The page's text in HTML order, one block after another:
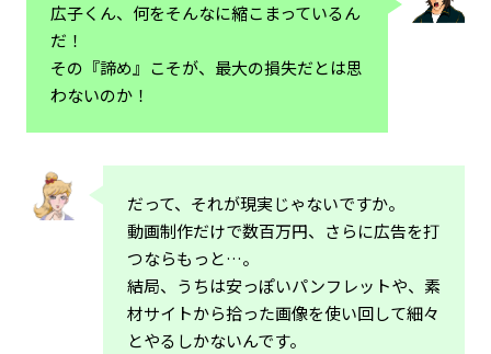
広子くん、何をそんなに縮こまっているん
だ！
その『諦め』こそが、最大の損失だとは思
わないのか！
だって、それが現実じゃないですか。
動画制作だけで数百万円、さらに広告を打
つならもっと…。
結局、うちは安っぽいパンフレットや、素
材サイトから拾った画像を使い回して細々
とやるしかないんです。